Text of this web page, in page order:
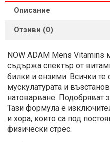
Описание
Отзиви (0)
NOW ADAM Mens
съдържа спектър от
билки и ензими. Всички те
мускулатурата и
натоварване. Подобряват
Тази формула е
и хора, които са под
физически стрес.